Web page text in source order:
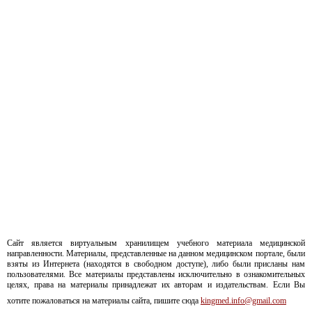
Сайт является виртуальным хранилищем учебного материала медицинской
направленности. Материалы, представленные на данном медицинском портале, были
взяты из Интернета (находятся в свободном доступе), либо были присланы нам
пользователями. Все материалы представлены исключительно в ознакомительных
целях, права на материалы принадлежат их авторам и издательствам. Если Вы
хотите пожаловаться на материалы сайта, пишите сюда kingmed.info@gmail.com